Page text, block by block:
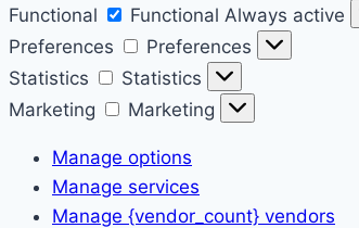
Functional
Functional Always active
Preferences
Preferences
Statistics
Statistics
Marketing
Marketing
Manage options
Manage services
Manage {vendor_count} vendors